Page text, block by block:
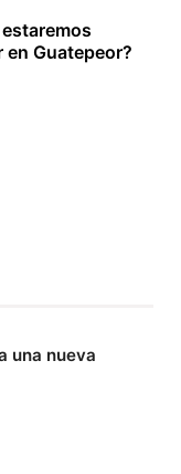
en Guatepeor?
una nueva